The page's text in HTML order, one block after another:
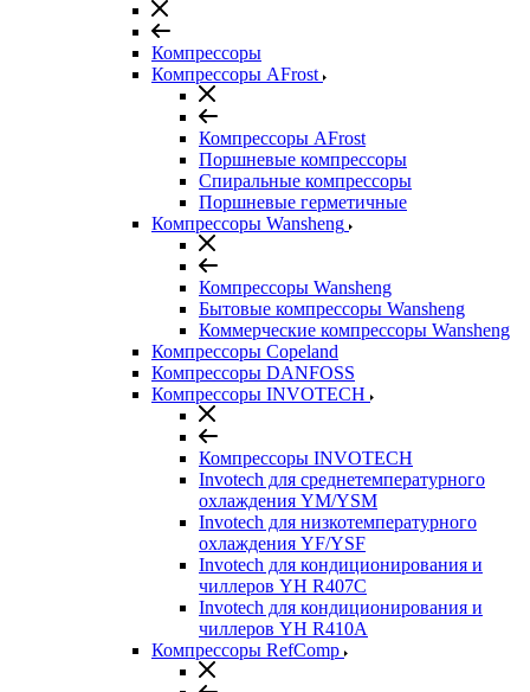
Компрессоры
Компрессоры AFrost
Компрессоры AFrost
Поршневые компрессоры
Спиральные компрессоры
Поршневые герметичные
Компрессоры Wansheng
Компрессоры Wansheng
Бытовые компрессоры Wansheng
Коммерческие компрессоры Wansheng
Компрессоры Copeland
Компрессоры DANFOSS
Компрессоры INVOTECH
Компрессоры INVOTECH
Invotech для среднетемпературного
охлаждения YM/YSM
Invotech для низкотемпературного
охлаждения YF/YSF
Invotech для кондиционирования и
чиллеров YH R407C
Invotech для кондиционирования и
чиллеров YH R410A
Компрессоры RefComp